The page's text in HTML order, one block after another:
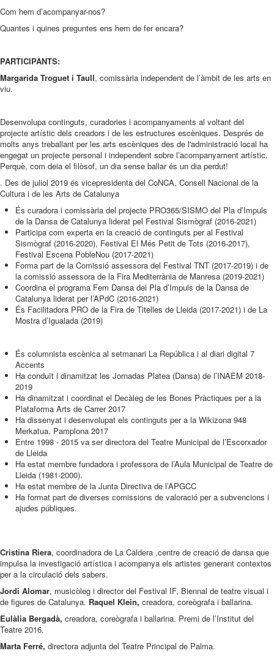
Com hem d’acompanyar-nos?
Quantes i quines preguntes ens hem de fer encara?
PARTICIPANTS:
Margarida Troguet i Taull, comissària independent de l’àmbit de les arts en
viu.
Desenvolupa continguts, curadories i acompanyaments al voltant del
projecte artístic dels creadors i de les estructures escèniques. Després de
molts anys treballant per les arts escèniques des de l'administració local ha
engegat un projecte personal i independent sobre l’acompanyament artístic.
Perquè, com deia el filòsof, un dia sense ballar és un dia perdut!
. Des de juliol 2019 és vicepresidenta del CoNCA, Consell Nacional de la
Cultura i de les Arts de Catalunya
És curadora i comissària del projecte PRO365/SISMO del Pla d’Impuls
de la Dansa de Catalunya liderat pel Festival Sismògraf (2016-2021)
Participa com experta en la creació de continguts per al Festival
Sismògraf (2016-2020), Festival El Més Petit de Tots (2016-2017),
Festival Escena PobleNou (2017-2021)
Forma part de la Comissió assessora del Festival TNT (2017-2019) i de
la comissió assessora de la Fira Mediterrània de Manresa (2019-2021)
Coordina el programa Fem Dansa del Pla d’Impuls de la Dansa de
Catalunya liderat per l’APdC (2016-2021)
És Facilitadora PRO de la Fira de Titelles de Lleida (2017-2021) i de La
Mostra d’Igualada (2019)
És columnista escènica al setmanari La República i al diari digital 7
Accents
Ha conduït i dinamitzat les Jornadas Platea (Dansa) de l’INAEM 2018-
2019
Ha dinamitzat i coordinat el Decàleg de les Bones Pràctiques per a la
Plataforma Arts de Carrer 2017
Ha dissenyat i desenvolupat els continguts per a la Wikizona 948
Merkatua, Pamplona 2017
Entre 1998 - 2015 va ser directora del Teatre Municipal de l’Escorxador
de Lleida
Ha estat membre fundadora i professora de l’Aula Municipal de Teatre de
Lleida (1981-2000).
Ha estat membre de la Junta Directiva de l’APGCC
Ha format part de diverses comissions de valoració per a subvencions i
ajudes públiques.
Cristina Riera, coordinadora de La Caldera ,centre de creació de dansa que
impulsa la investigació artística i acompanya els artistes generant contextos
per a la circulació dels sabers.
Jordi Alomar, musicòleg i director del Festival IF, Biennal de teatre visual i
de figures de Catalunya. Raquel Klein, creadora, coreògrafa i ballarina.
Eulàlia Bergadà, creadora, coreògrafa i ballarina. Premi de l’Institut del
Teatre 2016.
Marta Ferré, directora adjunta del Teatre Principal de Palma.